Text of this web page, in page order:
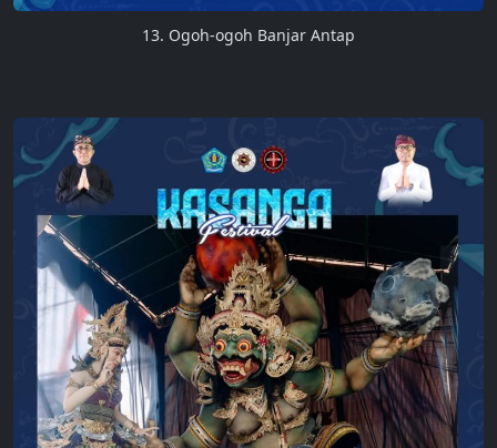
13. Ogoh-ogoh Banjar Antap